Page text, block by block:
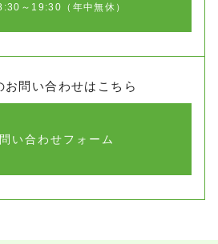
～19:30（年中無休）
お問い合わせはこちら
い合わせフォーム